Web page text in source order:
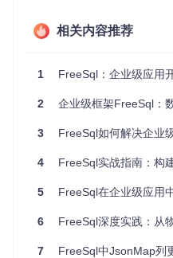
缓存和读写分离支持。通过
不必要的数据库交互；查询
量。
场景实践：从业务痛
电商订单处理：分布式事务
业务痛点：电商系统的订单
据一致性。
技术方案
：采用FreeSql的
务管理，通过工作单元模式
要么全部成功，要么全部回
相关内容推荐
1 FreeSql：企业级应用
2 企业级框架FreeSql：数
3 FreeSql如何解决企业
4 FreeSql实战指南：构建
5 FreeSql在企业级应用
6 FreeSql深度实践：从物流跟
7 FreeSql中JsonMap列